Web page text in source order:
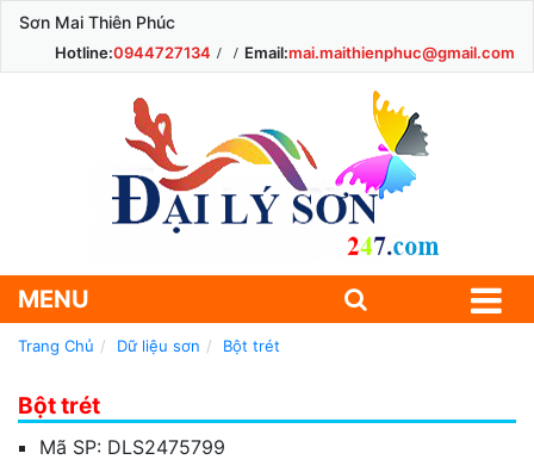
Sơn Mai Thiên Phúc
Hotline:0944727134 Email:mai.maithienphuc@gmail.com
MENU
Trang Chủ Dữ liệu sơn Bột trét
Bột trét
Mã SP: DLS2475799